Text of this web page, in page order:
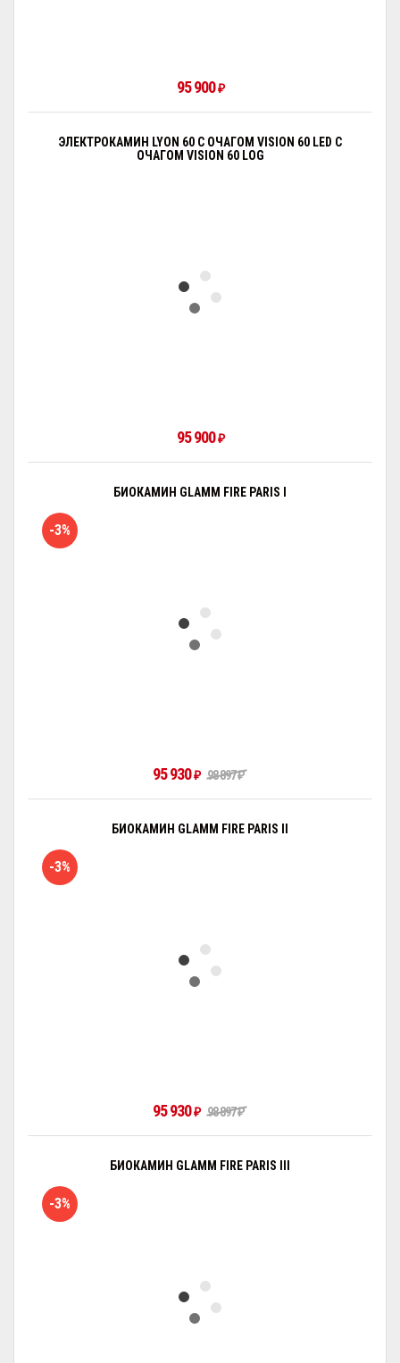
95 900₽
ЭЛЕКТРОКАМИН LYON 60 С ОЧАГОМ VISION 60 LED С
ОЧАГОМ VISION 60 LOG
95 900₽
БИОКАМИН GLAMM FIRE PARIS I
-3%
95 930₽ 98 897₽
БИОКАМИН GLAMM FIRE PARIS II
-3%
95 930₽ 98 897₽
БИОКАМИН GLAMM FIRE PARIS III
-3%